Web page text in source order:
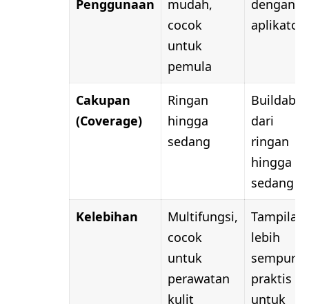
Penggunaan
mudah,
cocok
untuk
pemula
dengan
aplikator
Cakupan
(Coverage)
Ringan
hingga
sedang
Buildable
dari
ringan
hingga
sedang
Kelebihan
Multifungsi,
cocok
untuk
perawatan
kulit
Tampilan
lebih
praktis
untuk